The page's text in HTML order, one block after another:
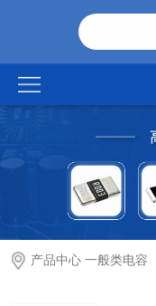
产品中心 一般类电容